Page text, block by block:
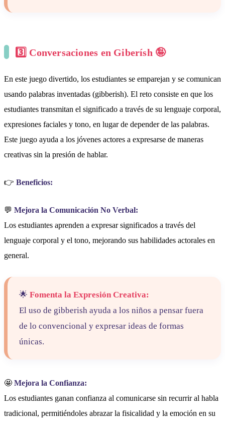
3️⃣ Conversaciones en Giberísh 🤪
En este juego divertido, los estudiantes se emparejan y se comunican
usando palabras inventadas (gibberish). El reto consiste en que los
estudiantes transmitan el significado a través de su lenguaje corporal,
expresiones faciales y tono, en lugar de depender de las palabras.
Este juego ayuda a los jóvenes actores a expresarse de maneras
creativas sin la presión de hablar.
👉 Beneficios:
💬 Mejora la Comunicación No Verbal:
Los estudiantes aprenden a expresar significados a través del
lenguaje corporal y el tono, mejorando sus habilidades actorales en
general.
🌟Fomenta la Expresión Creativa:
El uso de gibberish ayuda a los niños a pensar fuera
de lo convencional y expresar ideas de formas
únicas.
🤩 Mejora la Confianza:
Los estudiantes ganan confianza al comunicarse sin recurrir al habla
tradicional, permitiéndoles abrazar la fisicalidad y la emoción en su